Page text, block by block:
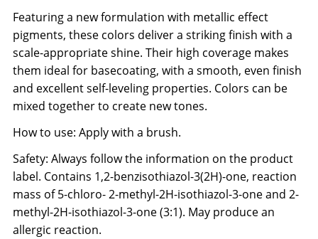
Featuring a new formulation with metallic effect
pigments, these colors deliver a striking finish with a
scale-appropriate shine. Their high coverage makes
them ideal for basecoating, with a smooth, even finish
and excellent self-leveling properties. Colors can be
mixed together to create new tones.
How to use: Apply with a brush.
Safety: Always follow the information on the product
label. Contains 1,2-benzisothiazol-3(2H)-one, reaction
mass of 5-chloro- 2-methyl-2H-isothiazol-3-one and 2-
methyl-2H-isothiazol-3-one (3:1). May produce an
allergic reaction.